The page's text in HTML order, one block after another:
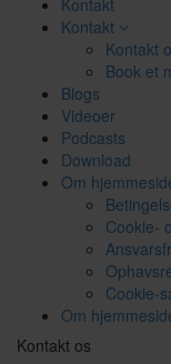
Kontakt
Kontakt
Kontakt
Book et
Blogs
Videoer
Podcasts
Download
Om
Cookie-
Cookie-
Om
Kontakt os